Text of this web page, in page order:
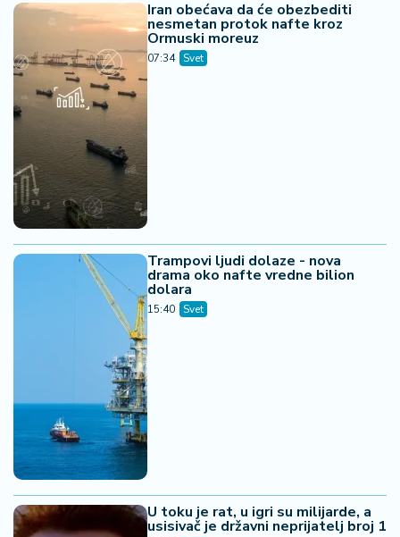
Iran obećava da će obezbediti
nesmetan protok nafte kroz
Ormuski moreuz
07:34 Svet
Trampovi ljudi dolaze - nova
drama oko nafte vredne bilion
dolara
15:40 Svet
U toku je rat, u igri su milijarde, a
usisivač je državni neprijatelj broj 1